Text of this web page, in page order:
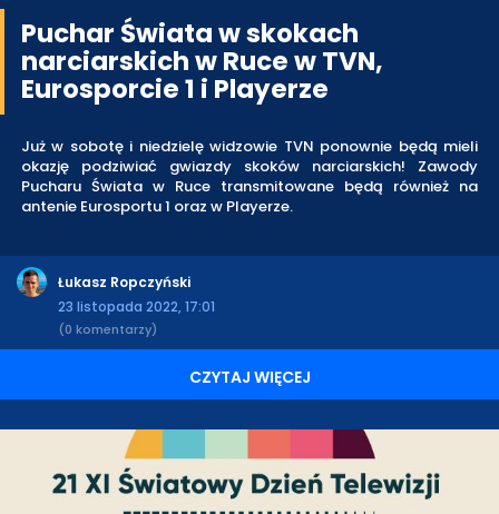
Puchar Świata w skokach
narciarskich w Ruce w TVN,
Eurosporcie 1 i Playerze
Już w sobotę i niedzielę widzowie TVN ponownie będą mieli
okazję podziwiać gwiazdy skoków narciarskich! Zawody
Pucharu Świata w Ruce transmitowane będą również na
antenie Eurosportu 1 oraz w Playerze.
Łukasz Ropczyński
23 listopada 2022, 17:01
(0 komentarzy)
CZYTAJ WIĘCEJ